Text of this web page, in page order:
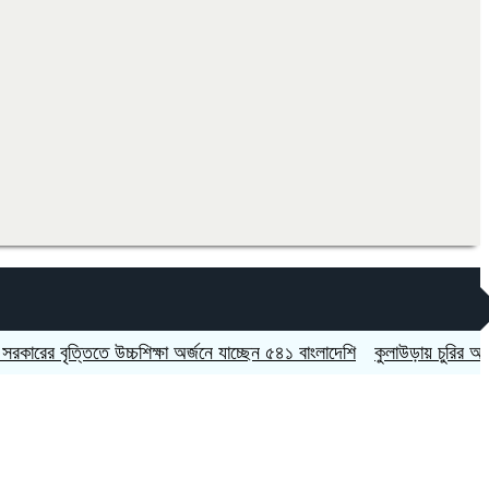
বৃত্তিতে উচ্চশিক্ষা অর্জনে যাচ্ছেন ৫৪১ বাংলাদেশি কুলাউড়ায় চুরির